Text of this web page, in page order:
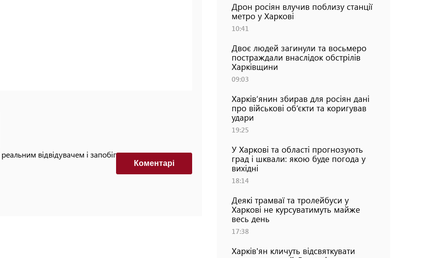
відвідувачем і запобігти автоматизованим
Коментарi
Дрон росіян влучив поблизу станції
метро у Харкові
10:41
Двоє людей загинули та восьмеро
постраждали внаслідок обстрілів
Харківщини
09:03
Харків’янин збирав для росіян дані
про військові об’єкти та коригував
удари
19:25
У Харкові та області прогнозують
град і шквали: якою буде погода у
вихідні
18:14
Деякі трамваї та тролейбуси у
Харкові не курсуватимуть майже
весь день
17:38
Харків'ян кличуть відсвяткувати